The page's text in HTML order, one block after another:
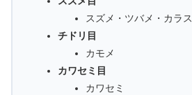
スズメ・ツバメ・カラス
チドリ目
カモメ
カワセミ目
カワセミ